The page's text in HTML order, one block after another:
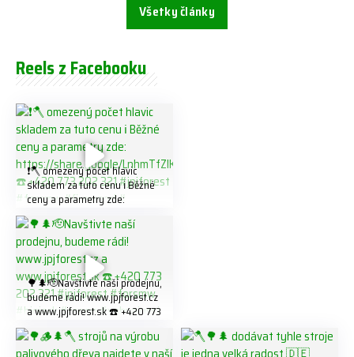
Všetky články
Reels z Facebooku
❗️🪓 omezený počet hlavic
skladem za tuto cenu ℹ️ Běžné
ceny a parametry zde:
K8W5t7i6o ☎️ +420 773 202
321 #jpjforest #forsmw
#firewood #
🌳🌲🫡Navštivte naší prodejnu,
budeme rádi! www.jpjforest.cz
a www.jpjforest.sk ☎️ +420 773
#biojack #regon #vahvajussi